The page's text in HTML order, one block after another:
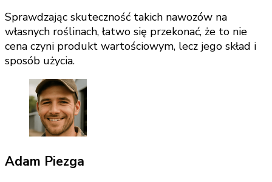
Sprawdzając skuteczność takich nawozów na
własnych roślinach, łatwo się przekonać, że to nie
cena czyni produkt wartościowym, lecz jego skład i
sposób użycia.
Adam Piezga